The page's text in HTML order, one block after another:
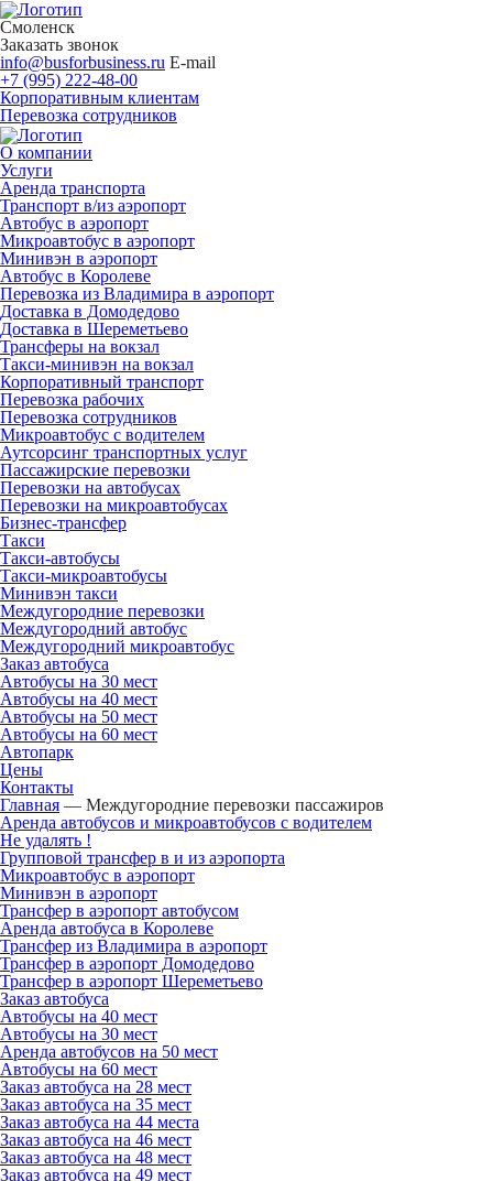
Смоленск
Заказать звонок
info@busforbusiness.ru E-mail
+7 (995) 222-48-00
Корпоративным клиентам
Перевозка сотрудников
О компании
Услуги
Аренда транспорта
Транспорт в/из аэропорт
Автобус в аэропорт
Микроавтобус в аэропорт
Минивэн в аэропорт
Автобус в Королеве
Перевозка из Владимира в аэропорт
Доставка в Домодедово
Доставка в Шереметьево
Трансферы на вокзал
Такси-минивэн на вокзал
Корпоративный транспорт
Перевозка рабочих
Перевозка сотрудников
Микроавтобус с водителем
Аутсорсинг транспортных услуг
Пассажирские перевозки
Перевозки на автобусах
Перевозки на микроавтобусах
Бизнес-трансфер
Такси
Такси-автобусы
Такси-микроавтобусы
Минивэн такси
Междугородние перевозки
Междугородний автобус
Междугородний микроавтобус
Заказ автобуса
Автобусы на 30 мест
Автобусы на 40 мест
Автобусы на 50 мест
Автобусы на 60 мест
Автопарк
Цены
Контакты
Главная — Междугородние перевозки пассажиров
Аренда автобусов и микроавтобусов с водителем
Не удалять !
Групповой трансфер в и из аэропорта
Микроавтобус в аэропорт
Минивэн в аэропорт
Трансфер в аэропорт автобусом
Аренда автобуса в Королеве
Трансфер из Владимира в аэропорт
Трансфер в аэропорт Домодедово
Трансфер в аэропорт Шереметьево
Заказ автобуса
Автобусы на 40 мест
Автобусы на 30 мест
Аренда автобусов на 50 мест
Автобусы на 60 мест
Заказ автобуса на 28 мест
Заказ автобуса на 35 мест
Заказ автобуса на 44 места
Заказ автобуса на 46 мест
Заказ автобуса на 48 мест
Заказ автобуса на 49 мест